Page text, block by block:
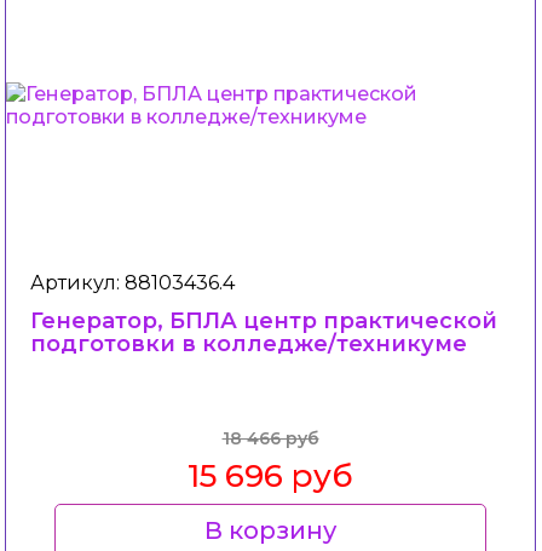
Артикул: 88103436.4
Генератор, БПЛА центр практической
подготовки в колледже/техникуме
18 466 руб
15 696 руб
В корзину